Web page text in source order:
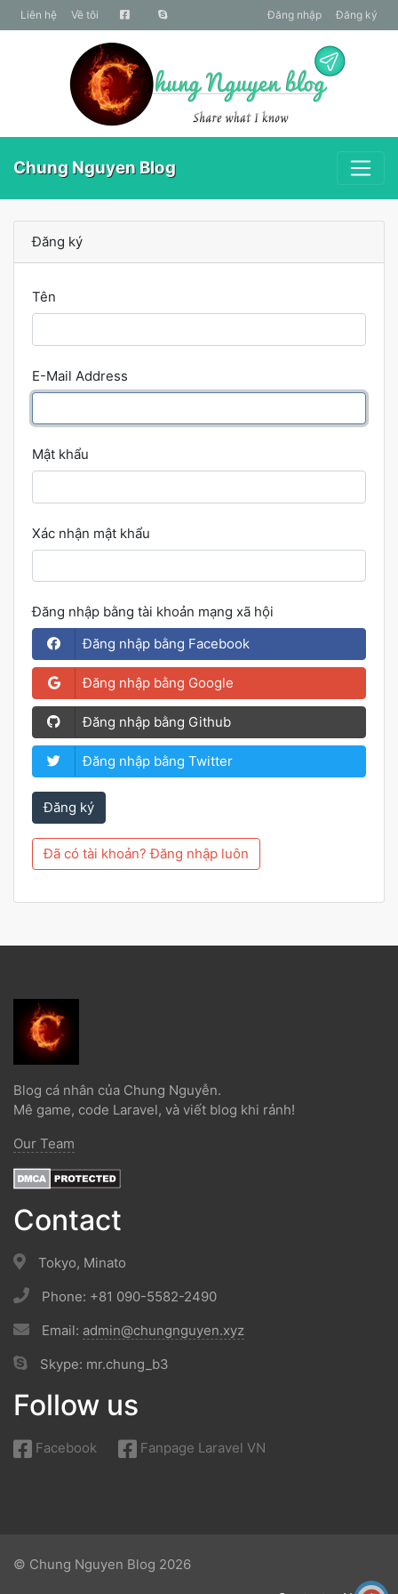
liên hệ Về tôi Đăng nhập Đăng ký
Chung Nguyen Blog
Đăng ký
Tên
E-Mail Address
Mật khẩu
Xác nhận mật khẩu
Đăng nhập bằng tài khoản mạng xã hội
Đăng nhập bằng Facebook
Đăng nhập bằng Google
Đăng nhập bằng Github
Đăng nhập bằng Twitter
Đăng ký
Đã có tài khoản? Đăng nhập luôn
Blog cá nhân của Chung Nguyễn.
Mê game, code Laravel, và viết blog khi rảnh!
Our Team
Contact
Tokyo, Minato
Phone: +81 090-5582-2490
Email: admin@chungnguyen.xyz
Skype: mr.chung_b3
Follow us
Facebook Fanpage Laravel VN
© Chung Nguyen Blog 2026